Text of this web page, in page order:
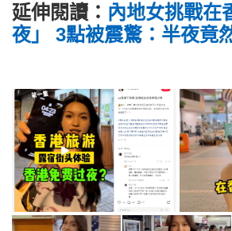
延伸閱讀： 內地女挑戰在
夜」 3點被震驚：半夜竟